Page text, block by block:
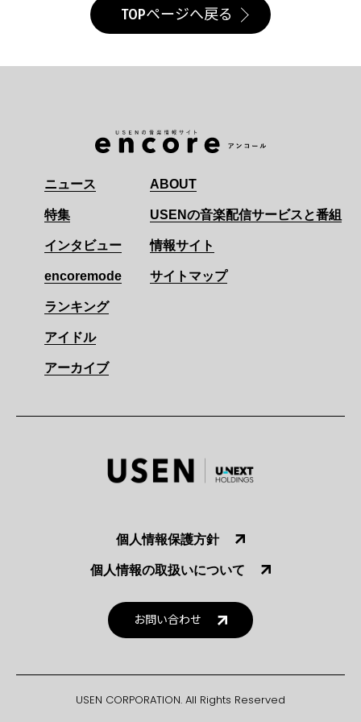
TOPページへ戻る
ニュース
特集
インタビュー
encoremode
ランキング
アイドル
アーカイブ
ABOUT
USENの音楽配信サービスと番組
情報サイト
サイトマップ
個人情報保護方針
個人情報の取扱いについて
お問い合わせ
USEN CORPORATION. All Rights Reserved